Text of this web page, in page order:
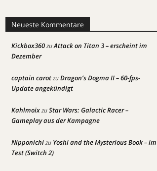
Neueste Kommentare
Kickbox360zuAttack on Titan 3 – erscheint im
Dezember
captain carotzuDragon’s Dogma II – 60-fps-
Update angekündigt
KahlmoixzuStar Wars: Galactic Racer –
Gameplay aus der Kampagne
Nipponichizu Yoshi and the Mysterious Book – im
Test (Switch 2)